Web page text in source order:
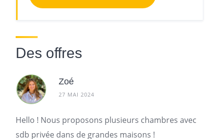
Des offres
Zoé
27 MAI 2024
Hello ! Nous proposons plusieurs chambres avec
sdb privée dans de grandes maisons !